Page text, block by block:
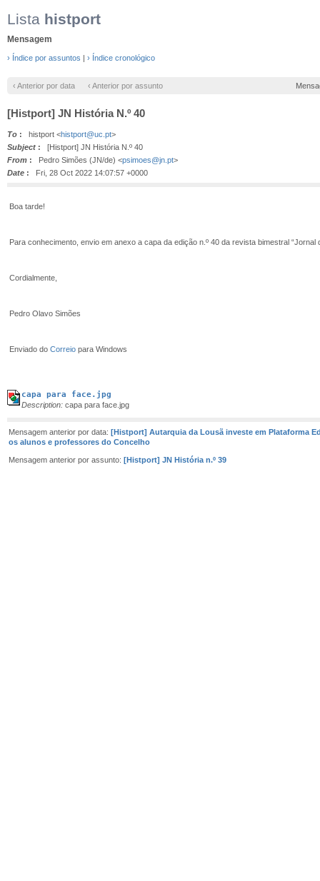
Lista histport
Mensagem
› Índice por assuntos | › Índice cronológico
‹ Anterior por data ‹ Anterior por assunto
[Histport] JN História N.º 40
To : histport <histport@uc.pt>
Subject : [Histport] JN História N.º 40
From : Pedro Simões (JN/de) <psimoes@jn.pt>
Date : Fri, 28 Oct 2022 14:07:57 +0000
Boa tarde!
Para conhecimento, envio em anexo a capa da edição n.º 40 da revista bimestral
Cordialmente,
Pedro Olavo Simões
Enviado do Correio para Windows
capa para face.jpg
Description: capa para face.jpg
Mensagem anterior por data: [Histport] Autarquia da Lousã investe em Plataforma
os alunos e professores do Concelho
Mensagem anterior por assunto: [Histport] JN História n.º 39